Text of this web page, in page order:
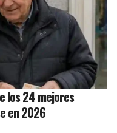
los 24 mejores
en 2026